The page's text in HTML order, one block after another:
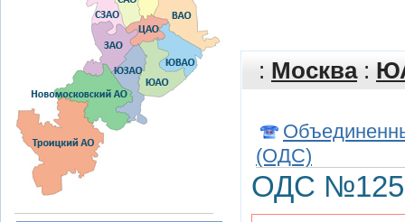
: Москва:
(ОДС)
ОДС №125